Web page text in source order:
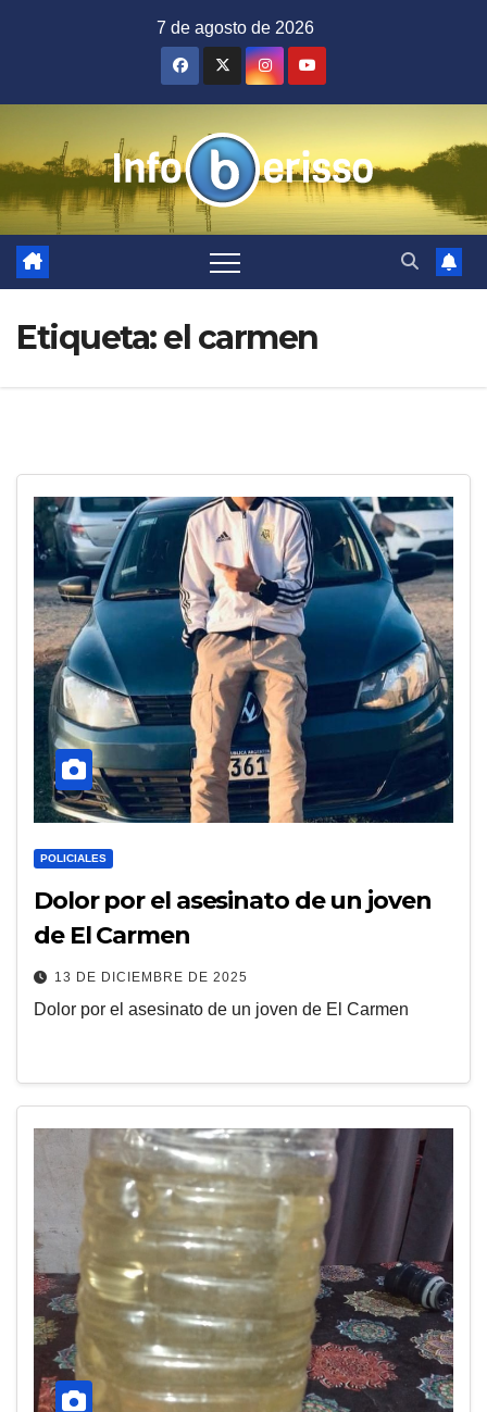
7 de agosto de 2026
Etiqueta:el carmen
POLICIALES
Dolor por el asesinato de un joven
de El Carmen
13 DE DICIEMBRE DE 2025
Dolor por el asesinato de un joven de El Carmen